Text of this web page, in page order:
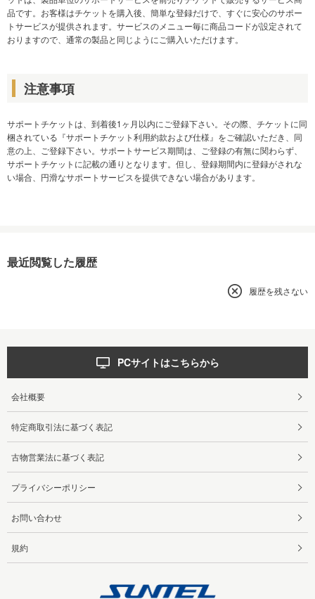
品です。お客様はチケットを購入後、簡単な登録だけで、すぐに安心のサポー
トサービスが提供されます。サービスのメニュー毎に商品コードが設定されて
おりますので、通常の製品と同じようにご購入いただけます。
注意事項
サポートチケットは、到着後1ヶ月以内にご登録下さい。その際、チケットに同
梱されている『サポートチケット利用約款および仕様』をご確認いただき、同
意の上、ご登録下さい。サポートサービス期間は、ご登録の有無に関わらず、
サポートチケットに記載の通りとなります。但し、登録期間内に登録がされな
い場合、円滑なサポートサービスを提供できない場合があります。
最近閲覧した履歴
履歴を残さない
PCサイトはこちらから
会社概要
特定商取引法に基づく表記
古物営業法に基づく表記
プライバシーポリシー
お問い合わせ
規約